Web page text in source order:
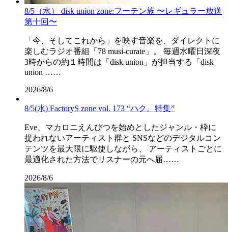
8/5（水） disk union zone:フーテン族 〜レギュラー放送
第十回〜
「今、そしてこれから」を映す音楽を、ダイレクトに
楽しむラジオ番組「78 musi-curate」。 毎週水曜日深夜
3時からの約１時間は「disk union」が担当する「disk
union ……
2026/8/6
8/5(水) FactoryS zone vol. 173 “ハク。特集”
Eve、マカロニえんぴつを始めとしたジャンル・枠に
捉われないアーティスト群と SNSなどのデジタルコン
テンツを最大限に駆使しながら、 アーティストごとに
最適化された方法でリスナーの元へ届……
2026/8/6